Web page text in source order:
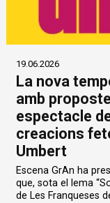
19.06.2026
La nova
amb
espectacle
creacions
Umbert
Escena GrAn ha
que, sota el lema
de Les Franqueses